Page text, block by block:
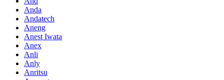
Anda
Andatech
Aneng
Anest Iwata
Anex
Anli
Anly
Anritsu